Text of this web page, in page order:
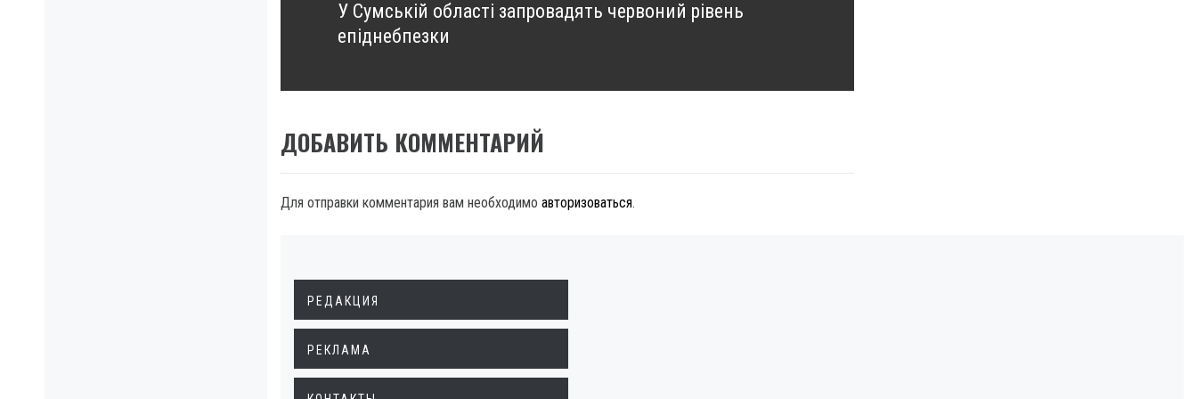
Next
post:
У Сумській області запровадять червоний рівень
епіднебпезки
ДОБАВИТЬ КОММЕНТАРИЙ
Для отправки комментария вам необходимо авторизоваться.
РЕДАКЦИЯ
РЕКЛАМА